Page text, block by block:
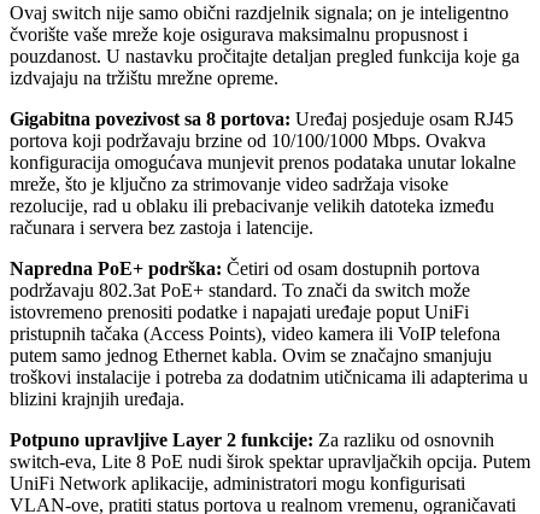
Ovaj switch nije samo obični razdjelnik signala; on je inteligentno
čvorište vaše mreže koje osigurava maksimalnu propusnost i
pouzdanost. U nastavku pročitajte detaljan pregled funkcija koje ga
izdvajaju na tržištu mrežne opreme.
Gigabitna povezivost sa 8 portova: Uređaj posjeduje osam RJ45
portova koji podržavaju brzine od 10/100/1000 Mbps. Ovakva
konfiguracija omogućava munjevit prenos podataka unutar lokalne
mreže, što je ključno za strimovanje video sadržaja visoke
rezolucije, rad u oblaku ili prebacivanje velikih datoteka između
računara i servera bez zastoja i latencije.
Napredna PoE+ podrška: Četiri od osam dostupnih portova
podržavaju 802.3at PoE+ standard. To znači da switch može
istovremeno prenositi podatke i napajati uređaje poput UniFi
pristupnih tačaka (Access Points), video kamera ili VoIP telefona
putem samo jednog Ethernet kabla. Ovim se značajno smanjuju
troškovi instalacije i potreba za dodatnim utičnicama ili adapterima u
blizini krajnjih uređaja.
Potpuno upravljive Layer 2 funkcije: Za razliku od osnovnih
switch-eva, Lite 8 PoE nudi širok spektar upravljačkih opcija. Putem
UniFi Network aplikacije, administratori mogu konfigurisati
VLAN-ove, pratiti status portova u realnom vremenu, ograničavati